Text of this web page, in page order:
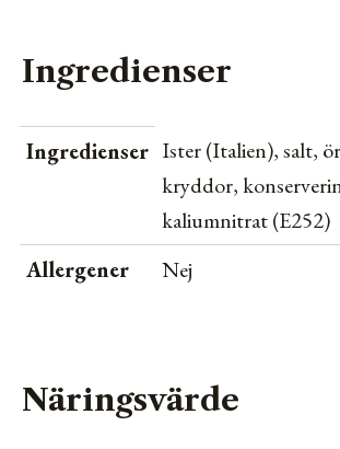
SANTA ROSALIA
SAPORI DELLA
SAVIGNI
Ingredienser
Ingredienser Ister (Italien), salt,
kryddor,
kaliumnitrat (E252)
Allergener
Nej
Näringsvärde